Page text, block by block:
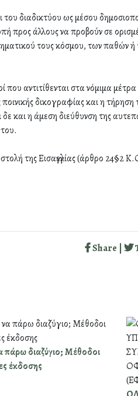
διαδικτύου ως μέσου
προς άλλους να προβούν σε
τους κόσμου, των
αντιτίθενται στα νόμιμα
δικογραφίας και η
και η άμεση διεύθυνση της
της Εισαγγελίας (άρθρο
Share |
διαζύγιο; Μέθοδοι
έκδοσης